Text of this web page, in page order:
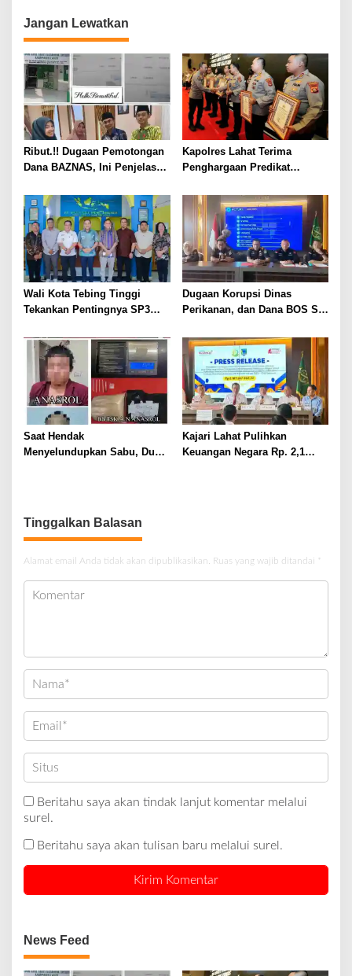
Jangan Lewatkan
Ribut.!! Dugaan Pemotongan
Dana BAZNAS, Ini Penjelasan
Kapolres Lahat Terima
Penghargaan Predikat
Sumsel Tahun 2026
Wali Kota Tebing Tinggi
Tekankan Pentingnya SP3
Dugaan Korupsi Dinas
Perikanan, dan Dana BOS SD
Terus Dipertajam Kajari Lahat
Saat Hendak
Menyelundupkan Sabu, Dua
Kajari Lahat Pulihkan
Keuangan Negara Rp. 2,1
Tinggalkan Balasan
Alamat email Anda tidak akan dipublikasikan. Ruas yang wajib ditandai *
Beritahu saya akan tindak lanjut komentar melalui
surel.
Beritahu saya akan tulisan baru melalui surel.
News Feed